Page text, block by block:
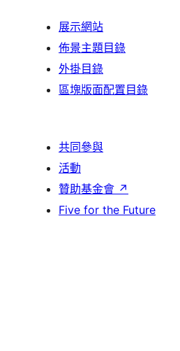
展示網站
佈景主題目錄
外掛目錄
區塊版面配置目錄
共同參與
活動
贊助基金會 ↗
Five for the Future